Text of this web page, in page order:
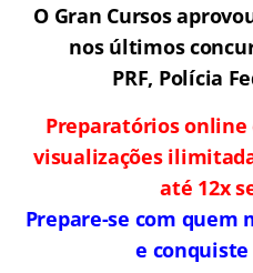
O Gran Cursos
nos últimos
PRF, Polícia
Preparatórios
visualizações
até 12x
Prepare-se com quem
e conquiste